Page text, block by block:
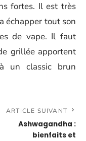
fortes. Il est très
échapper tout son
de vape. Il faut
grillée apportent
un classic brun
ARTICLE SUIVANT
Ashwagandha :
bienfaits et